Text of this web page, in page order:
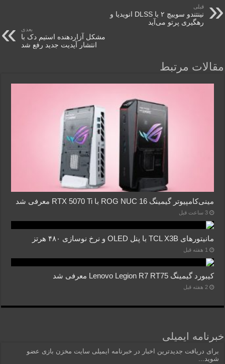
قبلی
نینتندو سوییچ ۲ با DLSS انویدیا و
رهگیری پرتو می‌آید
بعدی
مشکل آزاردهنده استیم دک با
انتشار آپدیت جدید رفع شد
مقالات مرتبط
مینی‌کامپیوتر گیمینگ ROG NUC 16 با RTX 5070 Ti معرفی شد
3 ساعت قبل
مانیتورهای TCL X3B با پنل OLED و نرخ نوسازی ۴۸۰ هرتز
1 هفته قبل
کیبورد گیمینگ Lenovo Legion R7 RT75 معرفی شد
2 هفته قبل
خبرنامه ایمیلی
برای دریافت جدیدترین اخبار در خبرنامه ایمیلی سایت مخزن بازی عضو
شوید...